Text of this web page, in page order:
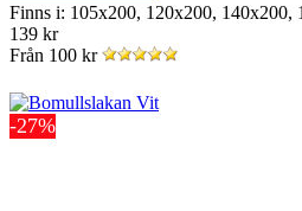
Finns i: 105x200, 120x200, 140x200,
139 kr
Från 100 kr
-27%